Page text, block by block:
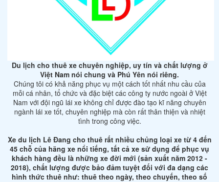
Du lịch cho thuê xe chuyên nghiệp, uy tín và chất lượng ở
Việt Nam nói chung và Phú Yên nói riêng.
Chúng tôi có khả năng phục vụ một cách tốt nhất nhu cầu của
mỗi cá nhân, tổ chức và đặc biệt các công ty nước ngoài ở Việt
Nam với đội ngũ lái xe không chỉ được đào tạo kĩ năng chuyên
ngành lái xe tốt, chuyên nghiệp mà còn rất thân thiện và nhiệt
tình trong công việc.
Xe du lịch Lê Đang cho thuê rất nhiều chủng loại xe từ 4 đến
45 chỗ của hãng xe nổi tiếng, tất cả xe sử dụng để phục vụ
khách hàng đều là những xe đời mới (sản xuất năm 2012 -
2018), chất lượng được bảo đảm tuyệt đối với đa dạng các
hình thức thuê như: thuê theo ngày, theo chuyến, theo số